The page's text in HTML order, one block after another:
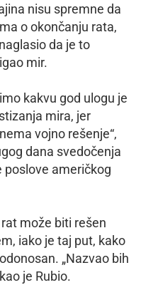
nisu spremne da
o okončanju rata,
da je to
mir.
kakvu god ulogu je
mira, jer
vojno rešenje“,
dana svedočenja
poslove američkog
može biti rešen
iako je taj put, kako
„Nazvao bih
je Rubio.